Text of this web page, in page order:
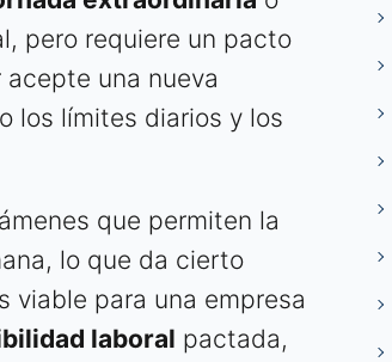
pero requiere un pacto
una nueva
los límites diarios y los
que permiten la
lo que da cierto
viable para una empresa
laboral pactada,